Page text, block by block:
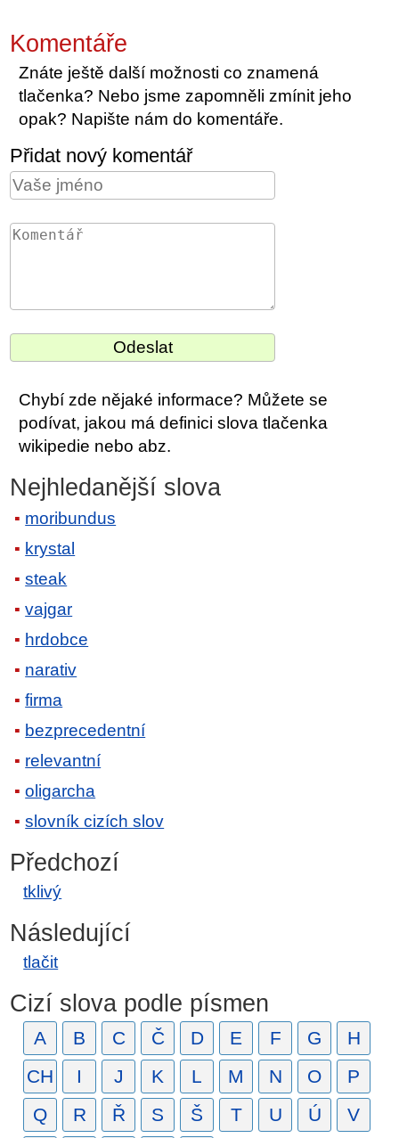
Komentáře
Znáte ještě další možnosti co znamená
tlačenka? Nebo jsme zapomněli zmínit jeho
opak? Napište nám do komentáře.
Přidat nový komentář
Chybí zde nějaké informace? Můžete se
podívat, jakou má definici slova tlačenka
wikipedie nebo abz.
Nejhledanější slova
moribundus
krystal
steak
vajgar
hrdobce
narativ
firma
bezprecedentní
relevantní
oligarcha
slovník cizích slov
Předchozí
tklivý
Následující
tlačit
Cizí slova podle písmen
A B C Č D E F G
H
CH
I J K L M N O
P
Q
R Ř S Š T U Ú V